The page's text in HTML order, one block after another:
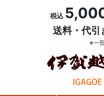
税込
送料・代引
※一